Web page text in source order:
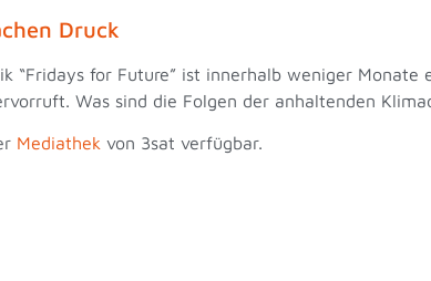
Druck
“Fridays for Future” ist innerhalb weniger
Was sind die Folgen der anhaltenden
Mediathek von 3sat verfügbar.